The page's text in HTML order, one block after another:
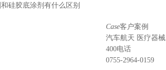
硅胶底涂剂有什么区别
Case客户案例
汽车航天 医疗器械
400电话
0755-2964-0159